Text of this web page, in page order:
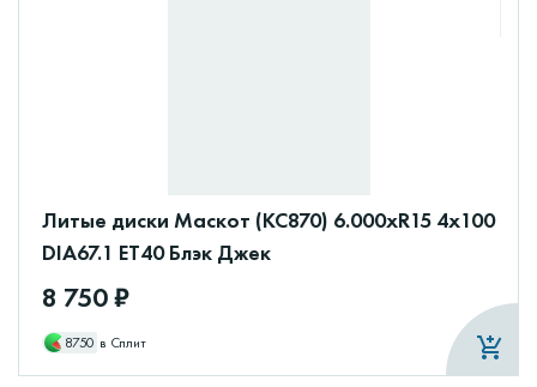
Литые диски Маскот (КС870) 6.000xR15 4x100
DIA67.1 ET40 Блэк Джек
8 750 ₽
8750 в Сплит